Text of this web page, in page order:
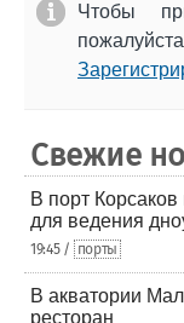
Чтобы
Свежие
В порт
для ведения
19:45 / порты
В акватории
ресторан